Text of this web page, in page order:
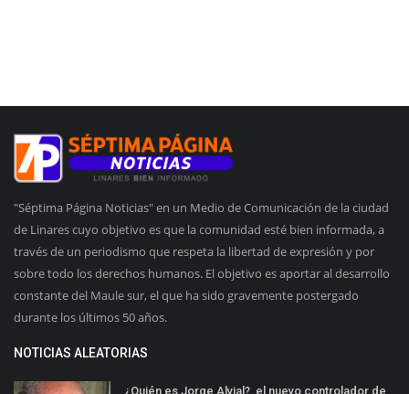
"Séptima Página Noticias" en un Medio de Comunicación de la ciudad
de Linares cuyo objetivo es que la comunidad esté bien informada, a
través de un periodismo que respeta la libertad de expresión y por
sobre todo los derechos humanos. El objetivo es aportar al desarrollo
constante del Maule sur, el que ha sido gravemente postergado
durante los últimos 50 años.
NOTICIAS ALEATORIAS
¿Quién es Jorge Alvial?, el nuevo controlador de